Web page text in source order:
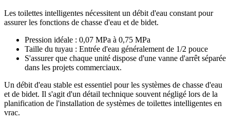
Les toilettes intelligentes nécessitent un débit d'eau constant pour
assurer les fonctions de chasse d'eau et de bidet.
Pression idéale : 0,07 MPa à 0,75 MPa
Taille du tuyau : Entrée d'eau généralement de 1/2 pouce
S'assurer que chaque unité dispose d'une vanne d'arrêt séparée
dans les projets commerciaux.
Un débit d'eau stable est essentiel pour les systèmes de chasse d'eau
et de bidet. Il s'agit d'un détail technique souvent négligé lors de la
planification de l'installation de systèmes de toilettes intelligentes en
vrac.